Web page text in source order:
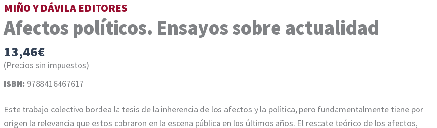
MIÑO Y DÁVILA EDITORES
Afectos políticos. Ensayos sobre actualidad
13,46€
(Precios sin impuestos)
ISBN: 9788416467617
Este trabajo colectivo bordea la tesis de la inherencia de los afectos y la política, pero fundamentalmente tiene por
origen la relevancia que estos cobraron en la escena pública en los últimos años. El rescate teórico de los afectos,